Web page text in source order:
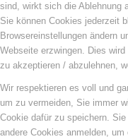
sind, wirkt sich die Ablehnung
Sie können Cookies jederzeit
Browsereinstellungen ändern
Webseite erzwingen. Dies
zu akzeptieren / abzulehnen,
Wir respektieren es voll und
um zu vermeiden, Sie immer
Cookie dafür zu speichern.
andere Cookies anmelden,